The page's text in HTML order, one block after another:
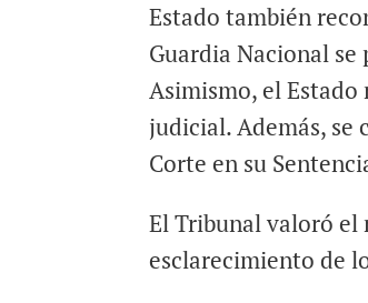
Estado también
Guardia Nacional
Asimismo, el
judicial. Además, se
Corte en su
El Tribunal valoró
esclarecimiento de